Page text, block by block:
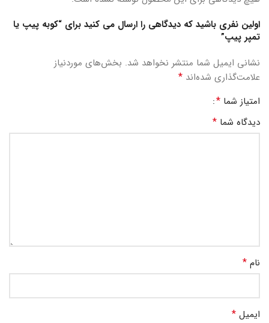
اولین نفری باشید که دیدگاهی را ارسال می کنید برای “کوبه پیپ یا
تمپر پیپ”
نشانی ایمیل شما منتشر نخواهد شد. بخش‌های موردنیاز
علامت‌گذاری شده‌اند *
امتیاز شما *
دیدگاه شما *
نام *
ایمیل *